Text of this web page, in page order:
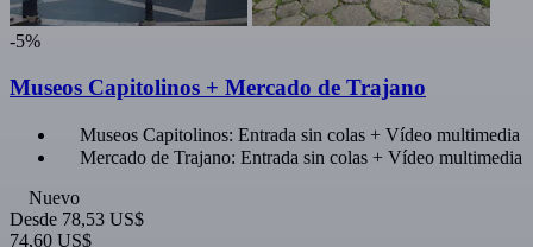
-5%
Museos Capitolinos + Mercado de Trajano
Museos Capitolinos: Entrada sin colas + Vídeo multimedia
Mercado de Trajano: Entrada sin colas + Vídeo multimedia
Nuevo
Desde 78,53 US$
74,60 US$